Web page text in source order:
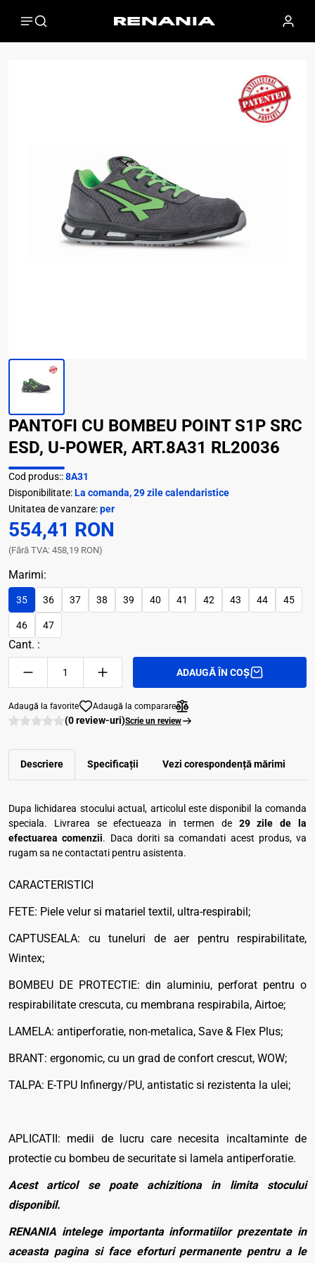
PANTOFI CU BOMBEU POINT S1P SRC
ESD, U-POWER, ART.8A31 RL20036
Cod produs::8A31
Disponibilitate:La comanda, 29 zile calendaristice
Unitatea de vanzare:per
554,41 RON
(Fără TVA: 458,19 RON)
Marimi:
35 36 37 38 39 40 41 42 43 44 45
46 47
Cant. :
ADAUGĂ ÎN COȘ
Adaugă la favorite Adaugă la comparare
(0 review-uri)Scrie un review
Descriere Specificații Vezi corespondenţă mărimi
Dupa lichidarea stocului actual, articolul este disponibil la comanda
speciala. Livrarea se efectueaza in termen de 29 zile de la
efectuarea comenzii. Daca doriti sa comandati acest produs, va
rugam sa ne contactati pentru asistenta.
CARACTERISTICI
FETE: Piele velur si matariel textil, ultra-respirabil;
CAPTUSEALA: cu tuneluri de aer pentru respirabilitate,
Wintex;
BOMBEU DE PROTECTIE: din aluminiu, perforat pentru o
respirabilitate crescuta, cu membrana respirabila, Airtoe;
LAMELA: antiperforatie, non-metalica, Save & Flex Plus;
BRANT: ergonomic, cu un grad de confort crescut, WOW;
TALPA: E-TPU Infinergy/PU, antistatic si rezistenta la ulei;
APLICATII: medii de lucru care necesita incaltaminte de
protectie cu bombeu de securitate si lamela antiperforatie.
Acest articol se poate achizitiona in limita stocului
disponibil.
RENANIA intelege importanta informatiilor prezentate in
aceasta pagina si face eforturi permanente pentru a le